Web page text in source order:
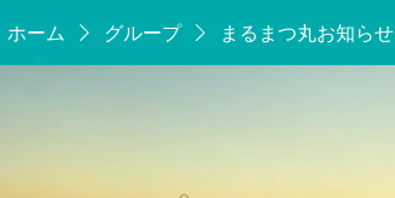
ホーム グループ まるまつ丸お知らせ